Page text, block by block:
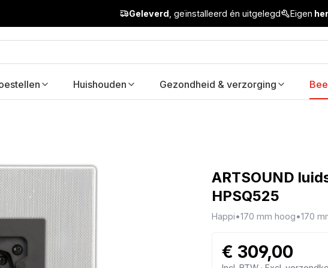
Geleverd , geïnstalleerd én uitgelegd Eigen
Huishouden Gezondheid & verzorging
ARTSOUND
HPSQ525
Happi•170 mm hoog•170
€ 309,00